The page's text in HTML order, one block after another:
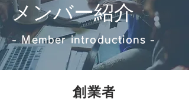
​メンバー紹介
- Member introductions -
​創業者